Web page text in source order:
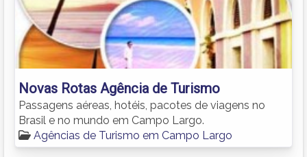
Novas Rotas Agência de Turismo
Passagens aéreas, hotéis, pacotes de viagens no
Brasil e no mundo em Campo Largo.
Agências de Turismo em Campo Largo